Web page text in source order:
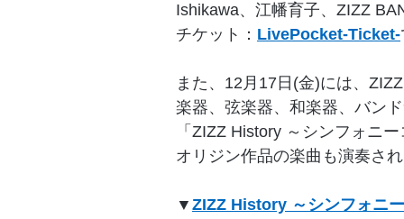
Ishikawa、江幡育子、ZIZZ
チケット： LivePocket-Ticket-
また、12月17日(金)には、
楽器、弦楽器、和楽器、バン
「ZIZZ History ～シンフォニ
オリジン作品の楽曲も演奏さ
▼ ZIZZ History ～シンフォニ